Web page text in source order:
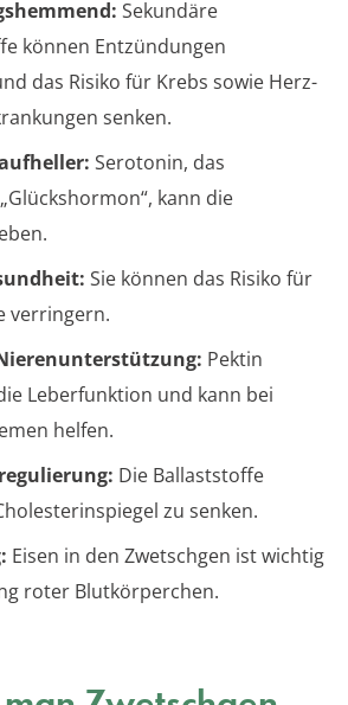
Sekundäre
können Entzündungen
das Risiko für Krebs sowie Herz-
senken.
Serotonin, das
kann die
Sie können das Risiko für
verringern.
Pektin
Leberfunktion und kann bei
helfen.
Die Ballaststoffe
zu senken.
Eisen in den Zwetschgen ist wichtig
roter Blutkörperchen.